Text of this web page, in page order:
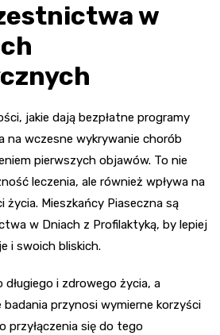
w
jakie dają bezpłatne programy
na wczesne wykrywanie chorób
pierwszych objawów. To nie
leczenia, ale również wpływa na
życia. Mieszkańcy Piaseczna są
w Dniach z Profilaktyką, by lepiej
i swoich bliskich.
i zdrowego życia, a
przynosi wymierne korzyści
przyłączenia się do tego